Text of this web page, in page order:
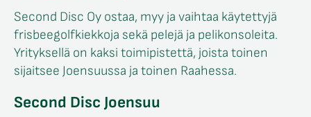
Second Disc Oy ostaa, myy ja vaihtaa käytettyjä
frisbeegolfkiekkoja sekä pelejä ja pelikonsoleita.
Yrityksellä on kaksi toimipistettä, joista toinen
sijaitsee Joensuussa ja toinen Raahessa.
Second Disc Joensuu